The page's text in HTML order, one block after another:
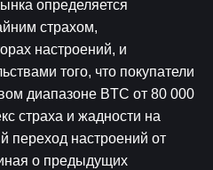
определяется
страхом,
настроений, и
того, что покупатели
диапазоне BTC от 80 000
страха и жадности на
переход настроений от
о предыдущих